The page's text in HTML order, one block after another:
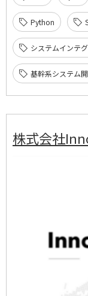
Python
システムインテ
基幹系システム
株式会社